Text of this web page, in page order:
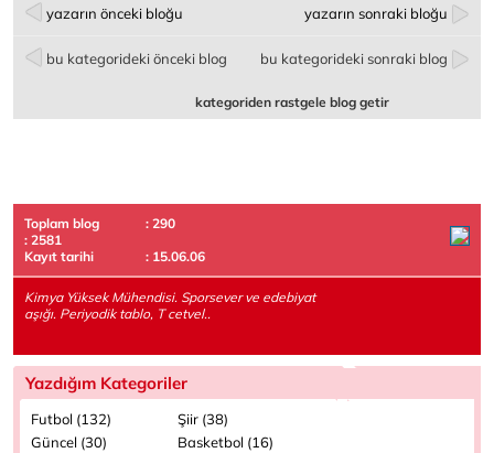
yazarın önceki bloğu yazarın sonraki bloğu
bu kategorideki önceki blog bu kategorideki sonraki blog
kategoriden rastgele blog getir
Toplam blog
: 290
: 2581
Kayıt tarihi
: 15.06.06
Kimya Yüksek Mühendisi. Sporsever ve edebiyat
aşığı. Periyodik tablo, T cetvel..
Yazdığım Kategoriler
Futbol (132)
Şiir (38)
Güncel (30)
Basketbol (16)